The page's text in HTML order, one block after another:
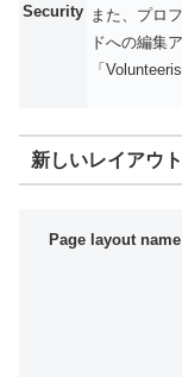
Security また、プロ
ドへの編集
「
新しいレイアウト
Page layout name